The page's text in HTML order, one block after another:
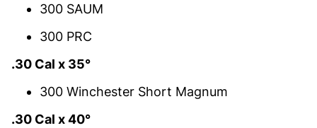
300 SAUM
300 PRC
.30 Cal x 35°
300 Winchester Short Magnum
.30 Cal x 40°